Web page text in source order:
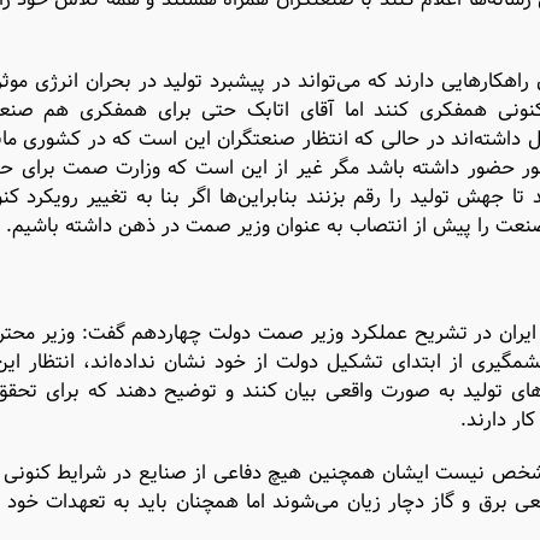
دارند که می‌تواند در پیشبرد تولید در بحران انرژی
همفکری کنند اما آقای اتابک حتی برای همفکری هم
داشته‌اند در حالی که انتظار صنعتگران این است که در کشوری
حضور داشته باشد مگر غیر از این است که وزارت صمت برای
جهش تولید را رقم بزنند بنابراین‌ها اگر بنا به تغییر رویکرد
را پیش از انتصاب به عنوان وزیر صمت در ذهن داشته باشیم.
ایران در تشریح عملکرد وزیر صمت دولت چهاردهم گفت: وزیر
از ابتدای تشکیل دولت از خود نشان نداده‌اند، انتظار
دارند.
نیست ایشان همچنین هیچ دفاعی از صنایع در شرایط کنونی
و گاز دچار زیان می‌شوند اما همچنان باید به تعهدات